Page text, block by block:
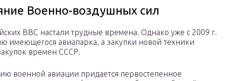
Военно-воздушных сил
ВВС настали трудные времена. Однако уже с 2009 г.
имеющегося авиапарка, а закупки новой техники
времен СССР.
военной авиации придается первостепенное